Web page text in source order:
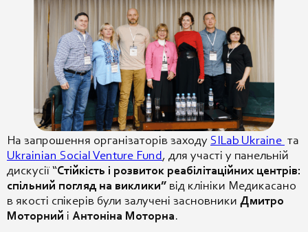
На запрошення організаторів заходу SILab Ukraine та
Ukrainian Social Venture Fund, для участі у панельній
дискусії “Стійкість і розвиток реабілітаційних центрів:
спільний погляд на виклики” від клініки Медикасано
в якості спікерів були залучені засновники Дмитро
Моторний і Антоніна Моторна.